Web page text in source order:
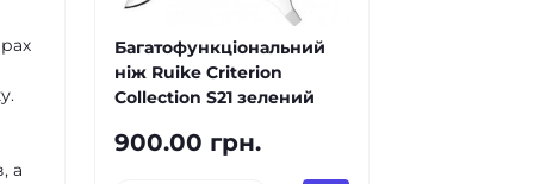
а
Багатофункціональний
ніж Ruike Criterion
Collection S21 зелений
900.00 грн.